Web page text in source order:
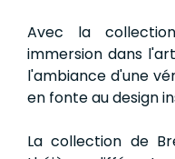
Avec la
immersion dans
l'ambiance d'une
en fonte au design
La collection de